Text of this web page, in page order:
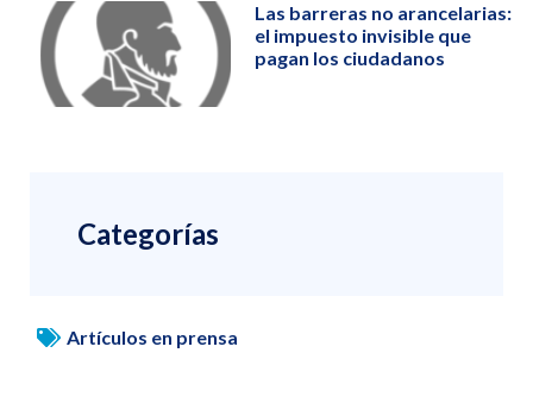
Las barreras no arancelarias:
el impuesto invisible que
pagan los ciudadanos
Categorías
Artículos en prensa